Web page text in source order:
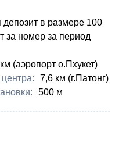
депозит в размере 100
за номер за период
(аэропорт о.Пхукет)
центра:
7,6 км (г.Патонг)
​500 м